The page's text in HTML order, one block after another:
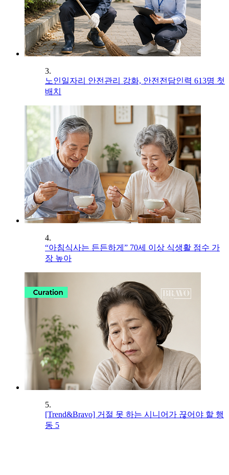
3.
노인일자리 안전관리 강화, 안전전담인력 613명 첫
배치
4.
“아침식사는 든든하게” 70세 이상 식생활 점수 가
장 높아
5.
[Trend&Bravo] 거절 못 하는 시니어가 끊어야 할 행
동 5